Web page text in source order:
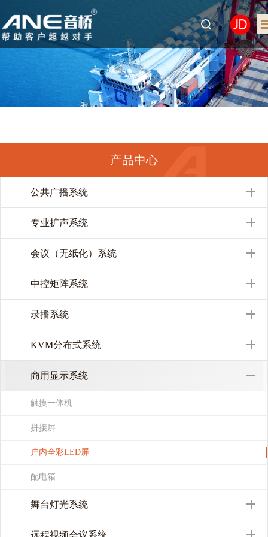
产品中心
公共广播系统
专业扩声系统
会议（无纸化）系统
中控矩阵系统
录播系统
KVM分布式系统
商用显示系统
触摸一体机
拼接屏
户内全彩LED屏
配电箱
舞台灯光系统